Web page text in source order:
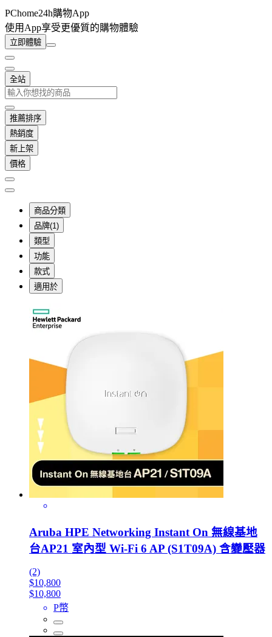
PChome24h購物App
使用App享受更優質的購物體驗
立即體驗
全站
推薦排序
熱銷度
新上架
價格
商品分類
品牌(1)
類型
功能
款式
適用於
Aruba HPE Networking Instant On 無線基地
台AP21 室內型 Wi‑Fi 6 AP (S1T09A) 含變壓器
(2)
$10,800
$10,800
P幣